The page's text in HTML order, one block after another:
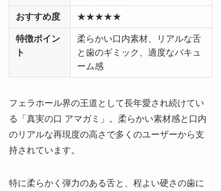
おすすめ度 ★★★★★
特徴ポイン
ト
柔らかい口内素材、リアルな舌
と歯のギミック、適度なバキュ
ーム感
フェラホール界の王道として長年愛され続けてい
る「真実の口 アマガミ」。柔らかい素材感と口内
のリアルな再現度の高さで多くのユーザーから支
持されています。
特に柔らかく弾力のある舌と、程よい硬さの歯に